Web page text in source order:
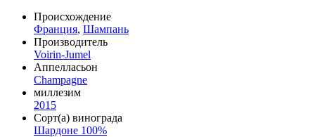
Происхождение
Франция, Шампань
Производитель
Voirin-Jumel
Аппелласьон
Champagne
миллезим
2015
Сорт(а) винограда
Шардоне 100%